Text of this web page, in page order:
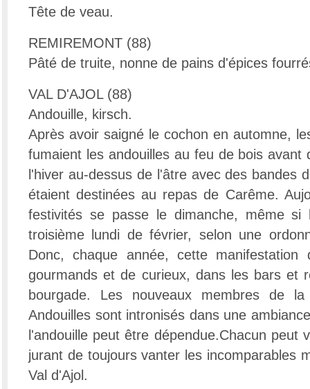
Tête de veau.
REMIREMONT (88)
Pâté de truite, nonne de pains d'épices
VAL D'AJOL (88)
Andouille, kirsch.
Après avoir saigné le cochon en automne,
fumaient les andouilles au feu de bois avant
l'hiver au-dessus de l'âtre avec des bandes
étaient destinées au repas de Carême.
festivités se passe le dimanche, même
troisième lundi de février, selon une
Donc, chaque année, cette manifestation
gourmands et de curieux, dans les bars et
bourgade. Les nouveaux membres de
Andouilles sont intronisés dans une
l'andouille peut être dépendue.Chacun peut
jurant de toujours vanter les incomparables
Val d'Ajol.